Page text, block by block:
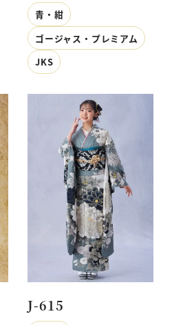
青・紺
ゴージャス・プレミアム
JKS
J-615